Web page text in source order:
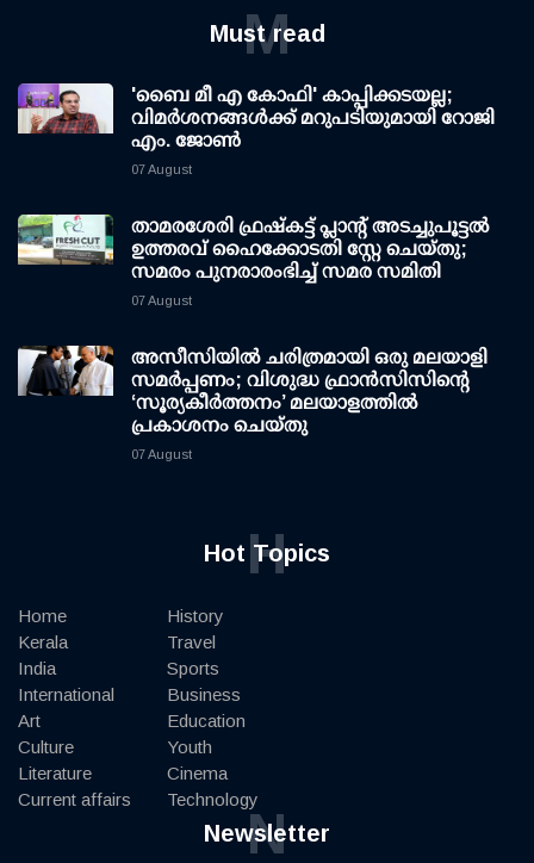
Must read
M
'ബൈ മീ എ കോഫി' കാപ്പിക്കടയല്ല;
വിമര്‍ശനങ്ങള്‍ക്ക് മറുപടിയുമായി റോജി
എം. ജോണ്‍
07 August
താമരശേരി ഫ്രഷ്കട്ട് പ്ലാന്റ് അടച്ചുപൂട്ടൽ
ഉത്തരവ് ഹൈക്കോടതി സ്റ്റേ ചെയ്തു;
സമരം പുനരാരംഭിച്ച് സമര സമിതി
07 August
അസീസിയിൽ ചരിത്രമായി ഒരു മലയാളി
സമർപ്പണം; വിശുദ്ധ ഫ്രാൻസിസിന്റെ
‘സൂര്യകീർത്തനം’ മലയാളത്തിൽ
പ്രകാശനം ചെയ്തു
07 August
Hot Topics
H
Home
Kerala
India
International
Art
Culture
Literature
Current affairs
History
Travel
Sports
Business
Education
Youth
Cinema
Technology
Newsletter
N